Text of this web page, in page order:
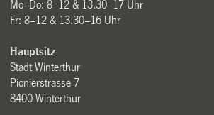
Mo–Do: 8–12 & 13.30–17 Uhr
Fr: 8–12 & 13.30–16 Uhr
Hauptsitz
Stadt Winterthur
Pionierstrasse 7
8400 Winterthur